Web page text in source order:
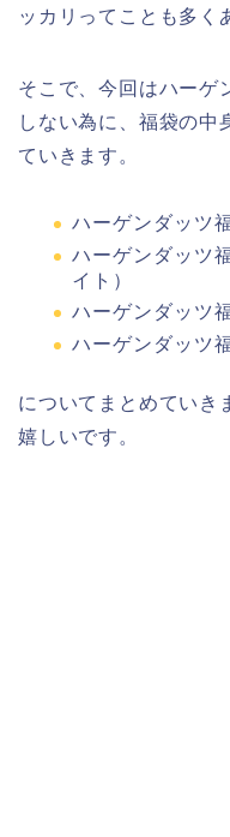
ッカリってことも多く
そこで、今回はハーゲ
しない為に、福袋の中
ていきます。
ハーゲンダッツ
ハーゲンダッツ
イト）
ハーゲンダッツ
ハーゲンダッツ
についてまとめていき
嬉しいです。